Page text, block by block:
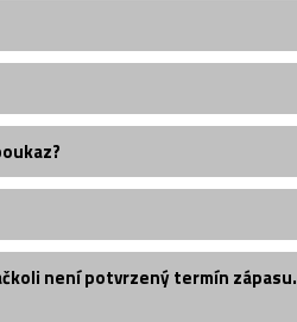
není potvrzený termín zápasu.